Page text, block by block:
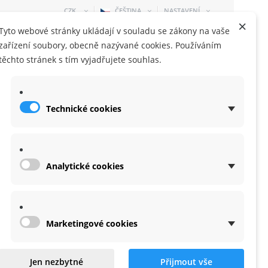
NASTAVENÍ
ČEŠTINA
CZK
prodl. 250mm
×
webové stránky ukládají v souladu se zákony na vaše
soubory, obecně nazývané cookies. Používáním
stránek s tím vyjadřujete souhlas.
Technické cookies
Analytické cookies
Marketingové cookies
Jen nezbytné Přijmout vše